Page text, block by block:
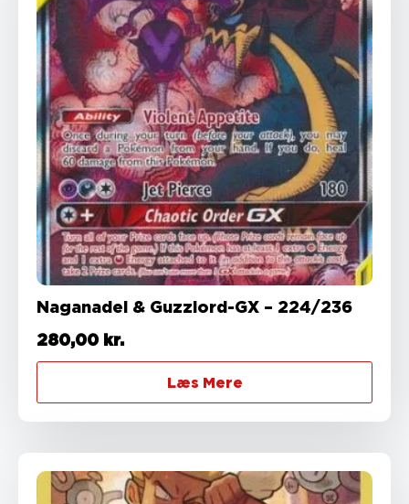
Naganadel & Guzzlord-GX – 224/236
280,00 kr.
Læs Mere